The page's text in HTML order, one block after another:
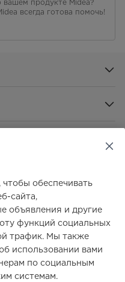
вашем продукте Midea?
всегда готова помочь!
обеспечивать
сайта,
объявления и другие
функций социальных
трафик. Мы также
использовании вами
по социальным
системам.